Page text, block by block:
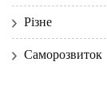
Різне
Саморозвиток